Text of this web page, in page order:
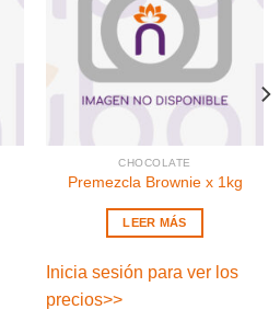
CHOCOLATE
Premezcla Brownie x 1kg
LEER MÁS
Inicia sesión para ver los
precios>>